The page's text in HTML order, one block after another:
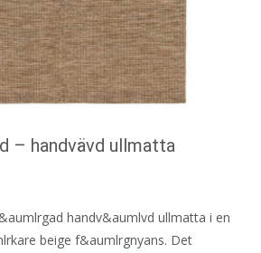
– handvävd ullmatta
handv&aumlvd ullmatta i en
beige f&aumlrgnyans. Det